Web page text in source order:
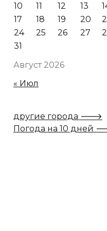
Август 2026
10
11 12 13
17
18 19 20
24
25 26 27
31
« Июл
другие города 🡒
Погода на 10